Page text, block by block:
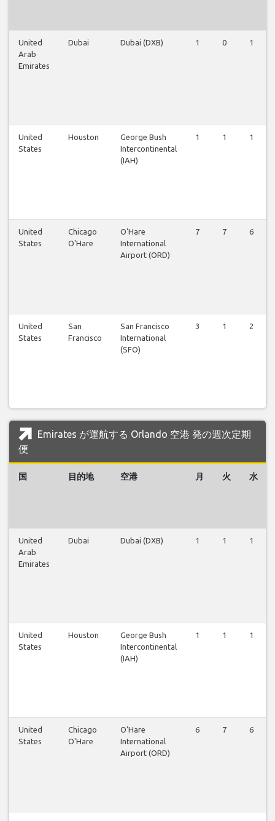
United
Arab
Emirates
Dubai Dubai (DXB) 1 0 1
United
States
Houston
George Bush
Intercontinental
(IAH)
1 1 1
United
States
Chicago
O'Hare
O'Hare
International
Airport (ORD)
7 7 6
United
States
San
Francisco
San Francisco
International
(SFO)
3 1 2
Emirates が運航する Orlando 空港 発の週次定期
便
国 目的地 空港 月 火 水
United
Arab
Emirates
Dubai Dubai (DXB) 1 1 1
United
States
Houston
George Bush
Intercontinental
(IAH)
1 1 1
United
States
Chicago
O'Hare
O'Hare
International
Airport (ORD)
6 7 6